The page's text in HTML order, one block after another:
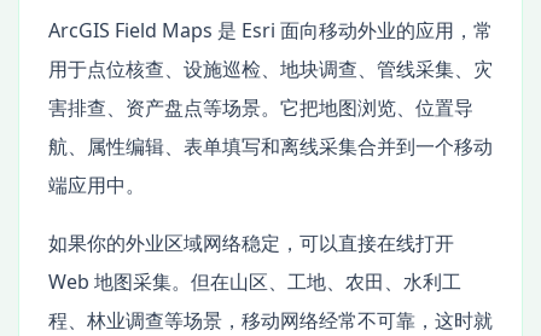
ArcGIS Field Maps 是 Esri 面向移动外业的应用，常
用于点位核查、设施巡检、地块调查、管线采集、灾
害排查、资产盘点等场景。它把地图浏览、位置导
航、属性编辑、表单填写和离线采集合并到一个移动
端应用中。
如果你的外业区域网络稳定，可以直接在线打开
Web 地图采集。但在山区、工地、农田、水利工
程、林业调查等场景，移动网络经常不可靠，这时就